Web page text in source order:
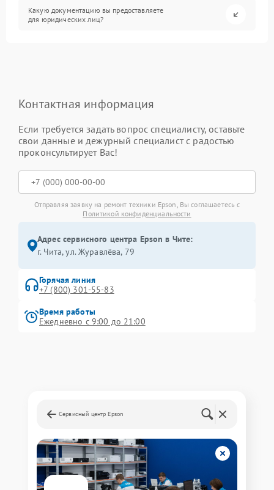
Какую документацию вы предоставляете
для юридических лиц?
Контактная информация
Если требуется задать вопрос специалисту, оставьте
свои данные и дежурный специалист с радостью
проконсультирует Вас!
Отправляя заявку на ремонт техники Epson, Вы соглашаетесь с
Политикой конфиденциальности
Адрес сервисного центра Epson в Чите:
г. Чита, ул. Журавлёва, 79
Горячая линия
+7 (800) 301-55-83
Время работы
Ежедневно с 9:00 до 21:00
Сервисный центр Epson